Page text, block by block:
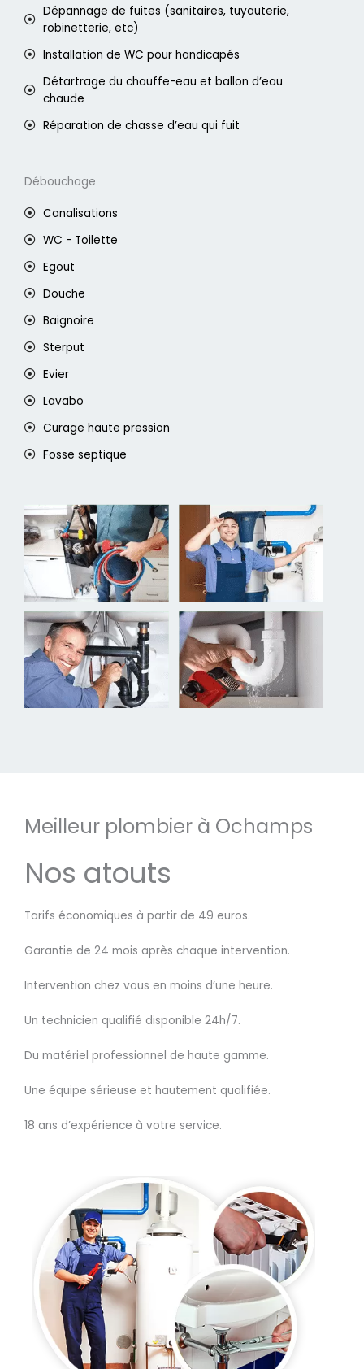
Dépannage de fuites (sanitaires, tuyauterie,
robinetterie, etc)
Installation de WC pour handicapés
Détartrage du chauffe-eau et ballon d’eau
chaude
Réparation de chasse d’eau qui fuit
Débouchage
Canalisations
WC - Toilette
Egout
Douche
Baignoire
Sterput
Evier
Lavabo
Curage haute pression
Fosse septique
Meilleur plombier à Ochamps
Nos atouts
Tarifs économiques à partir de 49 euros.
Garantie de 24 mois après chaque intervention.
Intervention chez vous en moins d’une heure.
Un technicien qualifié disponible 24h/7.
Du matériel professionnel de haute gamme.
Une équipe sérieuse et hautement qualifiée.
18 ans d’expérience à votre service.